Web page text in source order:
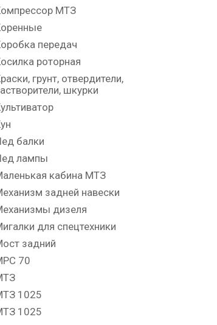
МТЗ
передач
роторная
грунт, отвердители,
шкурки
балки
лампы
кабина МТЗ
задней навески
дизеля
для спецтехники
задний
70
1025
1025